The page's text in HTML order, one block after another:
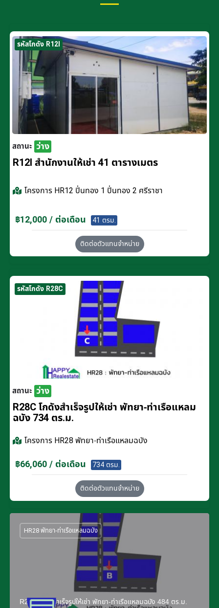
รหัสโกดัง R12I
สถานะ ว่าง
R12I สำนักงานให้เช่า 41 ตารางเมตร
โครงการ HR12 ปิ่นทอง 1 ปิ่นทอง 2 ศรีราชา
฿12,000 / ต่อเดือน 41 ตรม.
ติดต่อตัวแทนจำหน่าย
รหัสโกดัง R28C
สถานะ ว่าง
R28C โกดังสำเร็จรูปให้เช่า พัทยา-ท่าเรือแหลม
ฉบัง 734 ตร.ม.
โครงการ HR28 พัทยา-ท่าเรือแหลมฉบัง
฿66,060 / ต่อเดือน 734 ตรม.
ติดต่อตัวแทนจำหน่าย
R28B โกดังสำเร็จรูปให้เช่า พัทยา-ท่าเรือแหลมฉบัง 484 ตร.ม.
HR28 พัทยา-ท่าเรือแหลมฉบัง